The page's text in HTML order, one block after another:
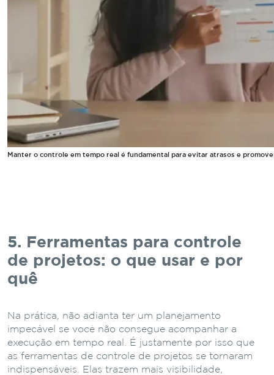
Manter o controle em tempo real é fundamental para evitar atrasos e
5. Ferramentas para controle
de projetos: o que usar e por
quê
Na prática, não adianta ter um planejamento
impecável se você não consegue acompanhar a
execução em tempo real. É justamente por isso que
as ferramentas de controle de projetos se tornaram
indispensáveis. Elas trazem mais visibilidade,